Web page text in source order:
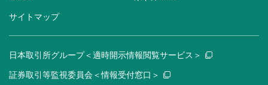
サイトマップ
日本取引所グループ＜適時開示情報閲覧サービス＞
証券取引等監視委員会＜情報受付窓口＞